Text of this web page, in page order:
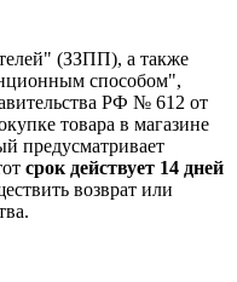
(ЗЗПП), а также
способом",
РФ № 612 от
товара в магазине
предусматривает
срок действует 14 дней
возврат или